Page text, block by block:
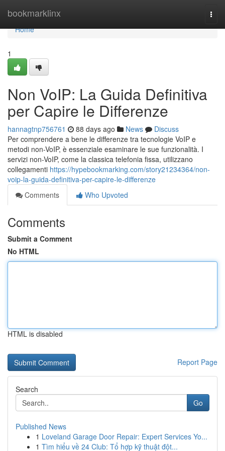
bookmarklinx
Home
Home
1
Non VoIP: La Guida Definitiva
per Capire le Differenze
hannagtnp756761 88 days ago News
Discuss
Per comprendere a bene le differenze tra tecnologie VoIP e
metodi non-VoIP, è essenziale esaminare le sue funzionalità. I
servizi non-VoIP, come la classica telefonia fissa, utilizzano
collegamenti https://hypebookmarking.com/story21234364/non-
voip-la-guida-definitiva-per-capire-le-differenze
Comments
Who Upvoted
Comments
Submit a Comment
No HTML
HTML is disabled
Report Page
Search
Go
Published News
1 Loveland Garage Door Repair: Expert Services Yo...
1 Tìm hiểu về 24 Club: Tổ hợp kỹ thuật đột...